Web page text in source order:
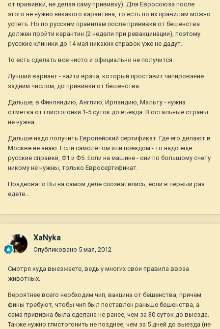
от прививки, не делая саму прививку). Для Евросоюза после
этого не нужно никакого карантина, то есть по их правилам можно
успеть. Но по русским правилам после прививки от бешенства
должен пройти карантин (2 недели при ревакцинации), поэтому
русские клиники до 14 мая никаких справок уже не дадут.
То есть сделать все чисто и официально не получится.
Лучший вариант - найти врача, который проставит чипирование
задним числом, до прививки от бешенства.
Дальше, в Финляндию, Англию, Ирландию, Мальту - нужна
отметка от глистогонки 1-5 суток до въезда. В остальные страны
не нужна.
Дальше надо получить Европейский сертификат. Где его делают в
Москве не знаю. Если самолетом или поездом - то надо еще
русские справки, Ф1 и Ф5. Если на машине - они по большому счету
никому не нужны, только Евросертификат.
Поздновато Вы на самом деле спохватились, если в первый раз
едете...
ХаNyka
Опубликовано 5 мая, 2012
Смотря куда выезжаете, ведь у многих свои правила ввоза
животных.
Вероятнее всего необходим чип, вакцина от бешенства, причем
фины требуют, чтобы чип был поставлен раньше бешенства, а
сама прививка была сделана не ранее, чем за 30 суток до выезда.
Также нужно глистогонить не позднее, чем за 5 дней до выезда (не